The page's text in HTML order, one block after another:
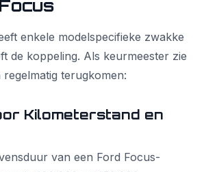
enkele modelspecifieke zwakke
de koppeling. Als keurmeester zie
terugkomen:
Kilometerstand en
van een Ford Focus-